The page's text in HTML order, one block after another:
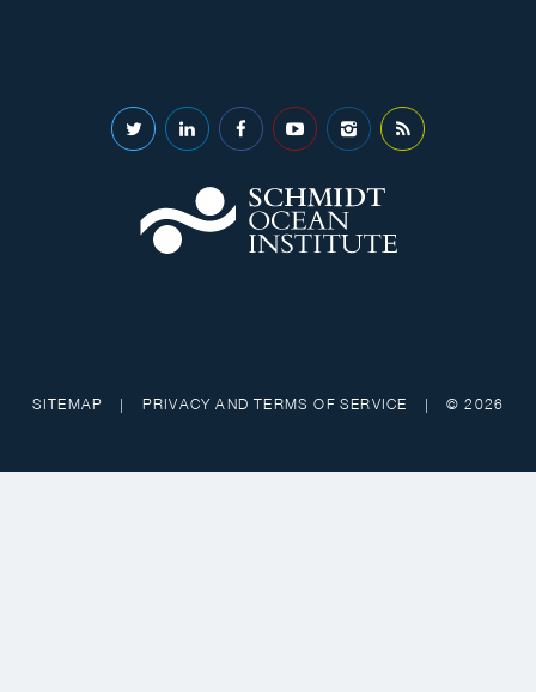
SITEMAP | PRIVACY AND TERMS OF SERVICE | © 2026